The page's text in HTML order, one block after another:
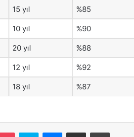
15 yıl %85
10 yıl %90
20 yıl %88
12 yıl %92
18 yıl %87
Pocket Skype Messenger
E-Posta ile paylaş Yazdır